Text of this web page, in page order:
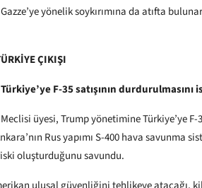
yönelik soykırımına da atıfta
ÇIKIŞI
Türkiye’ye F-35 satışının durdurulmasını
üyesi, Trump yönetimine Türkiye’ye F-
Rus yapımı S-400 hava savunma
oluşturduğunu savundu.